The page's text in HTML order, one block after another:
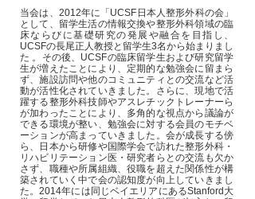
当会は、2012年に「UCSF日本人整形外科の会」
として、留学生活の情報交換や整形外科領域の臨
床ならびに基礎研究の発展や融合を目指し、
UCSFの長尾正人教授と留学生3名から始まりまし
た 。その後、UCSFの臨床留学生および研究留学
生が増えたことにより、定期的な勉強会に留まら
ず、施設訪問や他のコミュニティとの交流など活
動が活性化されていきました。さらに、現地で活
躍する整形外科技師やアスレチックトレーナーら
が加わったことにより、多角的な視点から議論が
できる環境が整い、勉強会に対する会員のモチベ
ーションが高まっていきました。会が成長する傍
ら、日本から研修や国際学会で訪れた整形外科・
リハビリテーション医・研究者らとの交流も欠か
さず、職種や所属組織、役職を超えた関係性が構
築されていく中で会の認知度が向上していきまし
た。2014年には同じベイエリアにあるStanford大